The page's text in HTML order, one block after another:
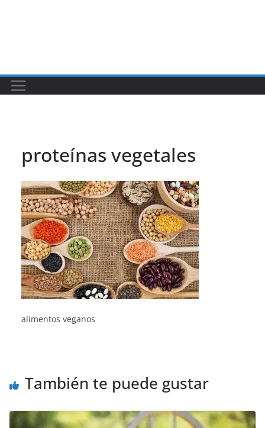
proteínas vegetales
alimentos veganos
También te puede gustar